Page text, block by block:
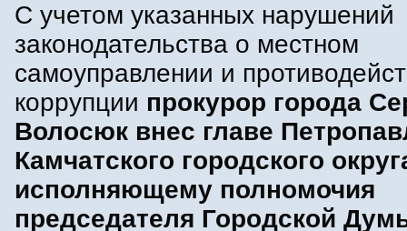
С учетом указанных нарушений
законодательства о местном
самоуправлении и
коррупции прокурор города
Волосюк внес главе
Камчатского городского
исполняющему полномочия
председателя Городской